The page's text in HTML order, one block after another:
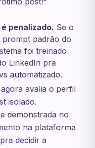
penalizado. Se o
prompt padrão do
foi treinado
LinkedIn pra
automatizado.
avalia o perfil
isolado.
demonstrada no
na plataforma
decidir a